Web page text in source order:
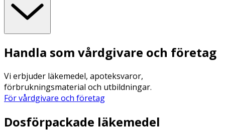
Handla som vårdgivare och företag
Vi erbjuder läkemedel, apoteksvaror,
förbrukningsmaterial och utbildningar.
För vårdgivare och företag
Dosförpackade läkemedel